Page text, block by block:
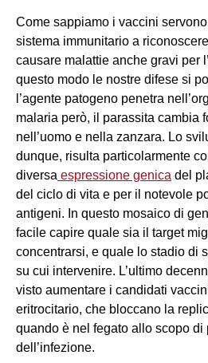
Come sappiamo i vaccini
sistema immunitario a
causare malattie anche gravi per
questo modo le nostre difese si
l’agente patogeno penetra
malaria però, il parassita cambia
nell’uomo e nella zanzara. Lo
dunque, risulta particolarmente
diversa espressione genica del
del ciclo di vita e per il notevole
antigeni. In questo mosaico di
facile capire quale sia il target
concentrarsi, e quale lo stadio di
su cui intervenire. L’ultimo
visto aumentare i candidati
eritrocitario, che bloccano la
quando è nel fegato allo scopo di
dell’infezione.